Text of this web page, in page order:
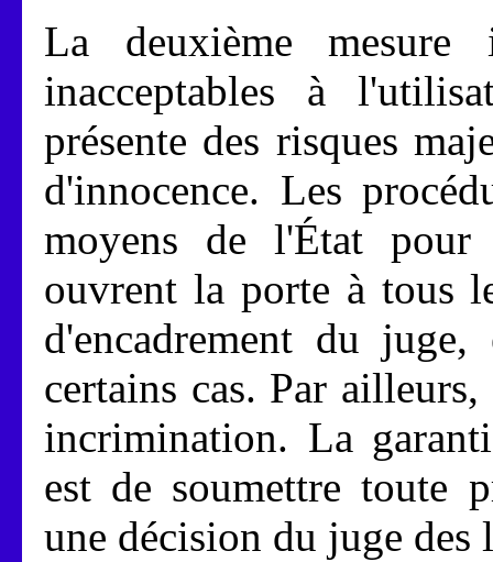
La deuxième mesure
inacceptables à
présente des risques
d'innocence. Les
moyens de l'État pour
ouvrent la porte à tous
d'encadrement du
certains cas. Par
incrimination. La
est de soumettre toute
une décision du juge des